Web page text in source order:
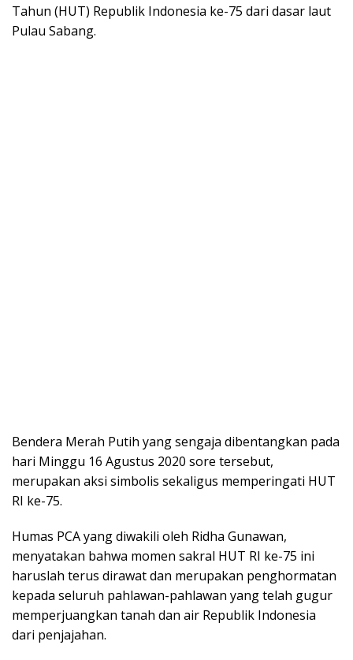
Tahun (HUT) Republik Indonesia ke-75 dari dasar laut
Pulau Sabang.
Bendera Merah Putih yang sengaja dibentangkan pada
hari Minggu 16 Agustus 2020 sore tersebut,
merupakan aksi simbolis sekaligus memperingati HUT
RI ke-75.
Humas PCA yang diwakili oleh Ridha Gunawan,
menyatakan bahwa momen sakral HUT RI ke-75 ini
haruslah terus dirawat dan merupakan penghormatan
kepada seluruh pahlawan-pahlawan yang telah gugur
memperjuangkan tanah dan air Republik Indonesia
dari penjajahan.